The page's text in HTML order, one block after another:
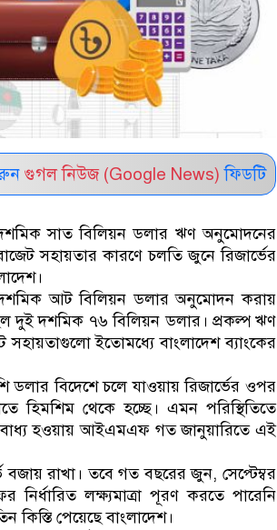
গুগল নিউজ (Google News) ফিডটি
সাত বিলিয়ন ডলার ঋণ অনুমোদনের
সহায়তার কারণে চলতি জুনে রিজার্ভের
দশমিক আট বিলিয়ন ডলার অনুমোদন করায়
দুই দশমিক ৭৬ বিলিয়ন ডলার। প্রকল্প ঋণ
ইতোমধ্যে বাংলাদেশ ব্যাংকের
ডলার বিদেশে চলে যাওয়ায় রিজার্ভের ওপর
হিমশিম থেকে হচ্ছে। এমন পরিস্থিতিতে
বাধ্য হওয়ায় আইএমএফ গত জানুয়ারিতে এই
বজায় রাখা। তবে গত বছরের জুন, সেপ্টেম্বর
লক্ষ্যমাত্রা পূরণ করতে পারেনি
পেয়েছে বাংলাদেশ।